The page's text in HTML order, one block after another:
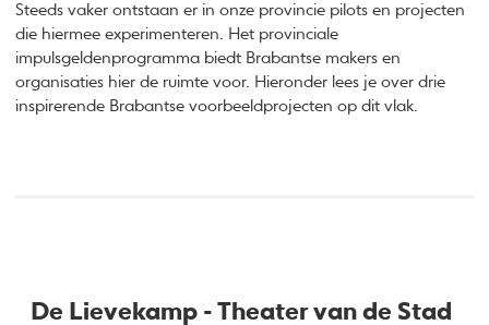
Steeds vaker ontstaan er in onze provincie pilots en projecten
die hiermee experimenteren. Het provinciale
impulsgeldenprogramma biedt Brabantse makers en
organisaties hier de ruimte voor. Hieronder lees je over drie
inspirerende Brabantse voorbeeldprojecten op dit vlak.
De Lievekamp - Theater van de Stad